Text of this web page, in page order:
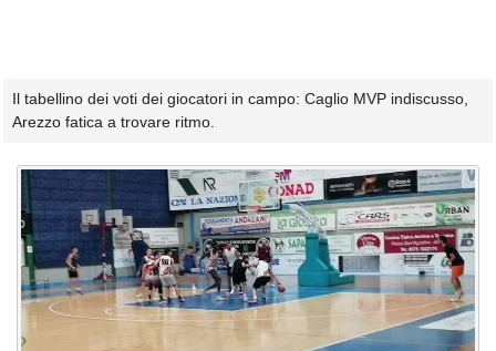
Il tabellino dei voti dei giocatori in campo: Caglio MVP indiscusso,
Arezzo fatica a trovare ritmo.